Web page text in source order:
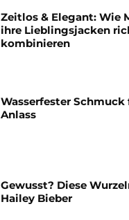
Zeitlos & Elegant: Wie
ihre Lieblingsjacken
kombinieren
Wasserfester Schmuck
Anlass
Gewusst? Diese
Hailey Bieber